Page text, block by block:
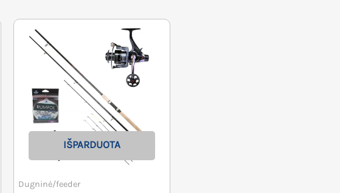
IŠPARDUOTA
Dugninė/feeder